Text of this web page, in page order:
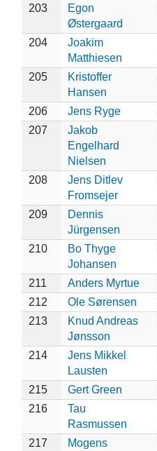
203
Egon
Østergaard
204
Joakim
Matthiesen
205
Kristoffer
Hansen
206 Jens Ryge
207
Jakob
Engelhard
Nielsen
208
Jens Ditlev
Fromsejer
209
Dennis
Jürgensen
210
Bo Thyge
Johansen
211 Anders Myrtue
212
Ole Sørensen
213
Knud Andreas
Jønsson
214
Jens Mikkel
Lausten
215 Gert Green
216
Tau
Rasmussen
217
Mogens